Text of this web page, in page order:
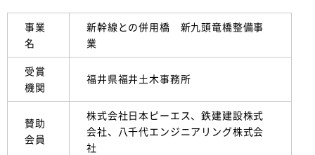
事業
名
新幹線との併用橋 新九頭竜橋整備事
業
受賞
機関
福井県福井土木事務所
賛助
会員
株式会社日本ピーエス、鉄建建設株式
会社、八千代エンジニアリング株式会
社